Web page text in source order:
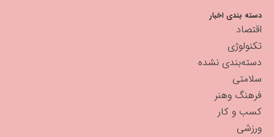
دسته بندی اخبار
اقتصاد
تکنولوژی
دسته‌بندی نشده
سلامتی
فرهنگ وهنر
کسب و کار
ورزشی